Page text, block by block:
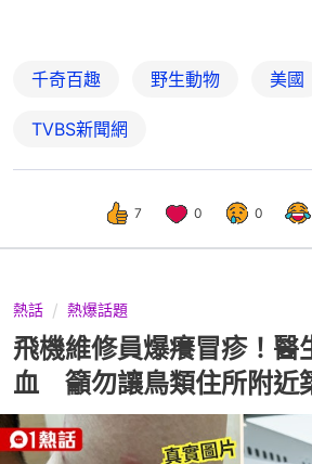
千奇百趣 野生動物 美國
TVBS新聞網
7 0 0
熱話 熱爆話題
飛機維修員爆癢冒疹！醫
血 籲勿讓鳥類住所附近